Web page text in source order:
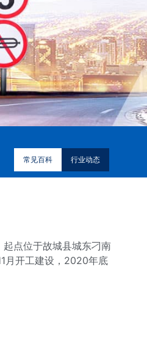
常见百科 行业动态
点位于故城县城东刁南
月开工建设，2020年底